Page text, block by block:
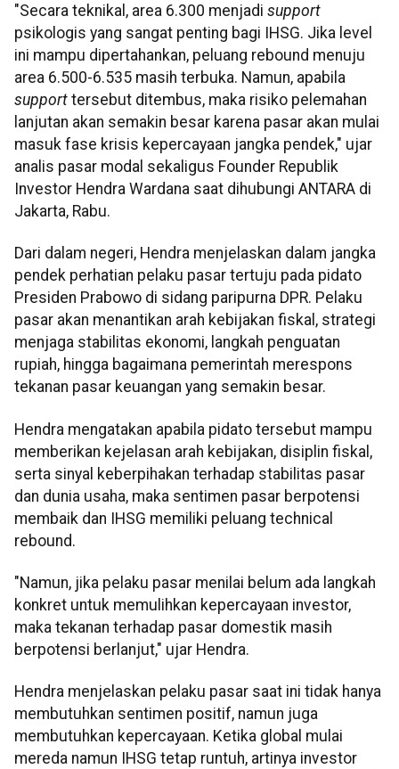
"Secara teknikal, area 6.300 menjadi support
psikologis yang sangat penting bagi IHSG. Jika level
ini mampu dipertahankan, peluang rebound menuju
area 6.500-6.535 masih terbuka. Namun, apabila
support tersebut ditembus, maka risiko pelemahan
lanjutan akan semakin besar karena pasar akan mulai
masuk fase krisis kepercayaan jangka pendek," ujar
analis pasar modal sekaligus Founder Republik
Investor Hendra Wardana saat dihubungi ANTARA di
Jakarta, Rabu.
Dari dalam negeri, Hendra menjelaskan dalam jangka
pendek perhatian pelaku pasar tertuju pada pidato
Presiden Prabowo di sidang paripurna DPR. Pelaku
pasar akan menantikan arah kebijakan fiskal, strategi
menjaga stabilitas ekonomi, langkah penguatan
rupiah, hingga bagaimana pemerintah merespons
tekanan pasar keuangan yang semakin besar.
Hendra mengatakan apabila pidato tersebut mampu
memberikan kejelasan arah kebijakan, disiplin fiskal,
serta sinyal keberpihakan terhadap stabilitas pasar
dan dunia usaha, maka sentimen pasar berpotensi
membaik dan IHSG memiliki peluang technical
rebound.
"Namun, jika pelaku pasar menilai belum ada langkah
konkret untuk memulihkan kepercayaan investor,
maka tekanan terhadap pasar domestik masih
berpotensi berlanjut," ujar Hendra.
Hendra menjelaskan pelaku pasar saat ini tidak hanya
membutuhkan sentimen positif, namun juga
membutuhkan kepercayaan. Ketika global mulai
mereda namun IHSG tetap runtuh, artinya investor